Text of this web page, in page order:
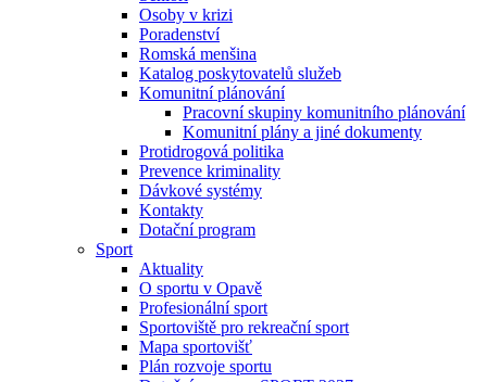
Osoby v krizi
Poradenství
Romská menšina
Katalog poskytovatelů služeb
Komunitní plánování
Pracovní skupiny komunitního plánování
Komunitní plány a jiné dokumenty
Protidrogová politika
Prevence kriminality
Dávkové systémy
Kontakty
Dotační program
Sport
Aktuality
O sportu v Opavě
Profesionální sport
Sportoviště pro rekreační sport
Mapa sportovišť
Plán rozvoje sportu